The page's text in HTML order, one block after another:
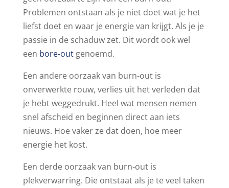
Problemen ontstaan als je niet doet wat je het
liefst doet en waar je energie van krijgt. Als je je
passie in de schaduw zet. Dit wordt ook wel
een bore-outgenoemd.
Een andere oorzaak van burn-out is
onverwerkte rouw, verlies uit het verleden dat
je hebt weggedrukt. Heel wat mensen nemen
snel afscheid en beginnen direct aan iets
nieuws. Hoe vaker ze dat doen, hoe meer
energie het kost.
Een derde oorzaak van burn-out is
plekverwarring. Die ontstaat als je te veel taken